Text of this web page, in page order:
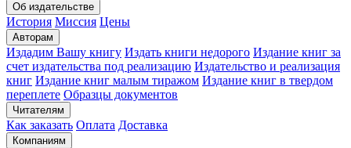
Об издательстве
История Миссия Цены
Авторам
Издадим Вашу книгу Издать книги недорого Издание книг за
счет издательства под реализацию Издательство и реализация
книг Издание книг малым тиражом Издание книг в твердом
переплете Образцы документов
Читателям
Как заказать Оплата Доставка
Компаниям